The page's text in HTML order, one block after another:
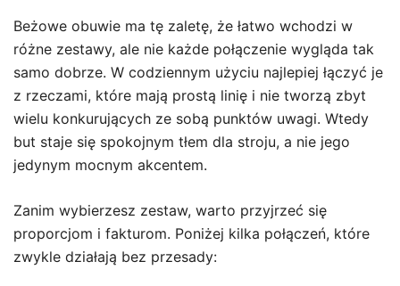
Beżowe obuwie ma tę zaletę, że łatwo wchodzi w
różne zestawy, ale nie każde połączenie wygląda tak
samo dobrze. W codziennym użyciu najlepiej łączyć je
z rzeczami, które mają prostą linię i nie tworzą zbyt
wielu konkurujących ze sobą punktów uwagi. Wtedy
but staje się spokojnym tłem dla stroju, a nie jego
jedynym mocnym akcentem.
Zanim wybierzesz zestaw, warto przyjrzeć się
proporcjom i fakturom. Poniżej kilka połączeń, które
zwykle działają bez przesady: